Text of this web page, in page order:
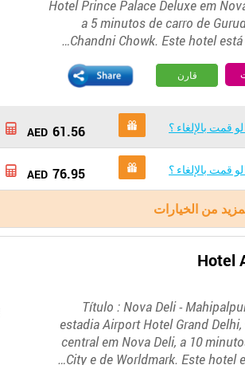
Hotel Prince Palace Deluxe em
a 5 minutos de carro de
Chandni Chowk. Este hotel está
قارن
لو قمت بالإلغاء ؟ 61.56
لو قمت بالإلغاء ؟ 76.95
من الخيارات
Hotel
Título : Nova Deli -
estadia Airport Hotel Grand
central em Nova Deli, a 10
City e de Worldmark. Este hotel